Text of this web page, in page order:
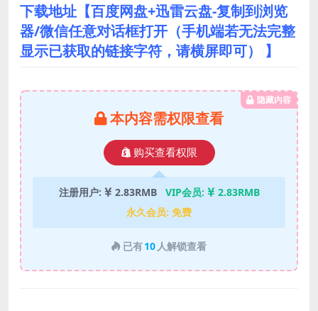
下载地址【百度网盘+迅雷云盘-复制到浏览
器/微信任意对话框打开（手机端若无法完整
显示已获取的链接字符，请横屏即可） 】
隐藏内容
本内容需权限查看
购买查看权限
注册用户: 2.83RMB VIP会员:
2.83RMB
永久会员: 免费
已有10 人解锁查看